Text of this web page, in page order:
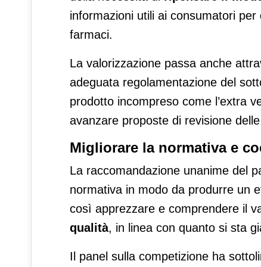
informazioni utili ai consumatori
farmaci.
La valorizzazione passa anche
adeguata regolamentazione del
prodotto incompreso come l’extra
avanzare proposte di revisione
Migliorare la normativa e
La raccomandazione unanime del
normativa in modo da produrre un
così apprezzare e comprendere il
qualità, in linea con quanto si sta
Il panel sulla competizione ha